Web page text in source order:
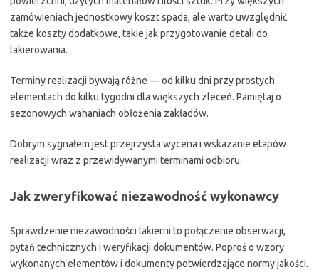
zamówieniach jednostkowy koszt spada, ale warto uwzględnić
także koszty dodatkowe, takie jak przygotowanie detali do
lakierowania.
Terminy realizacji bywają różne — od kilku dni przy prostych
elementach do kilku tygodni dla większych zleceń. Pamiętaj o
sezonowych wahaniach obłożenia zakładów.
Dobrym sygnałem jest przejrzysta wycena i wskazanie etapów
realizacji wraz z przewidywanymi terminami odbioru.
Jak zweryfikować niezawodność wykonawcy
Sprawdzenie niezawodności lakierni to połączenie obserwacji,
pytań technicznych i weryfikacji dokumentów. Poproś o wzory
wykonanych elementów i dokumenty potwierdzające normy jakości.